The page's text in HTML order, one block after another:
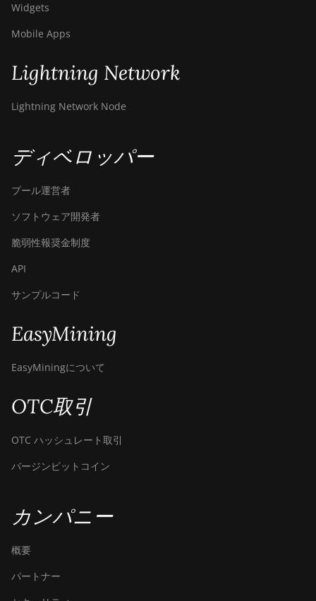
Widgets
Mobile Apps
Lightning Network
Lightning Network Node
ディベロッパー
プール運営者
ソフトウェア開発者
脆弱性報奨金制度
API
サンプルコード
EasyMining
EasyMiningについて
OTC取引
OTC ハッシュレート取引
バージンビットコイン
カンパニー
概要
パートナー